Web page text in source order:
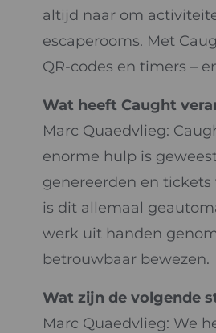
altijd naar om
escaperooms. Met
QR-codes en timers –
Wat heeft Caught
Marc Quaedvlieg:
enorme hulp is
genereerden en
is dit allemaal
werk uit handen
betrouwbaar bewezen.
Wat zijn de volgende
Marc Quaedvlieg: We